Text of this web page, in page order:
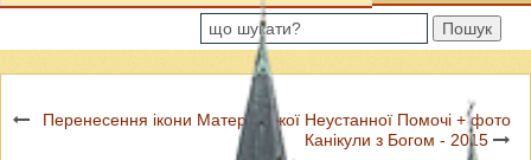
Пошук
Перенесення ікони Матері Божої Неустанної Помочі + фото
Канікули з Богом - 2015